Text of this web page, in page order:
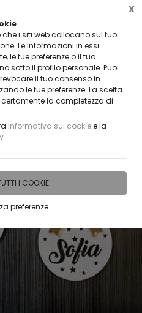
i siti web collocano sul tuo
Le informazioni in essi
le tue preferenze o il tuo
sotto il profilo personale. Puoi
il tuo consenso in
le tue preferenze. La scelta
la completezza di
Informativa sui cookiee la
I COOKIE
preferenze
X
RIVENDITORE?
PRODOTTI SUDDIVISI PER EVENTI E